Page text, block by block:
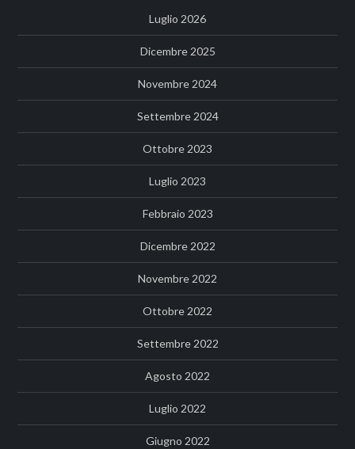
Luglio 2026
Dicembre 2025
Novembre 2024
Settembre 2024
Ottobre 2023
Luglio 2023
Febbraio 2023
Dicembre 2022
Novembre 2022
Ottobre 2022
Settembre 2022
Agosto 2022
Luglio 2022
Giugno 2022